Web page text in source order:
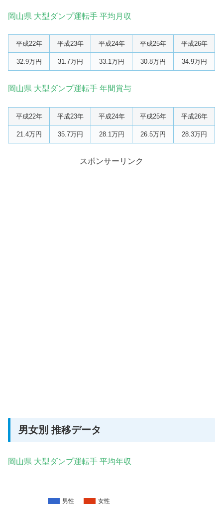
岡山県 大型ダンプ運転手 平均月収
平成22年 平成23年 平成24年 平成25年 平成26年
32.9万円 31.7万円 33.1万円 30.8万円 34.9万円
岡山県 大型ダンプ運転手 年間賞与
平成22年 平成23年 平成24年 平成25年 平成26年
21.4万円 35.7万円 28.1万円 26.5万円 28.3万円
スポンサーリンク
男女別 推移データ
岡山県 大型ダンプ運転手 平均年収
男性 女性